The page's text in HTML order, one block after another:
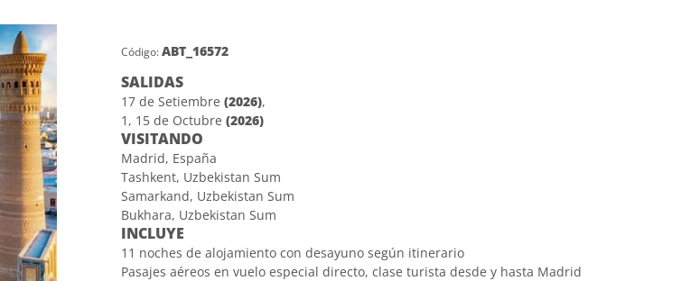
Código:ABT_16572
SALIDAS
17 de Setiembre(2026),
1, 15 de Octubre(2026)
VISITANDO
Madrid, España
Tashkent, Uzbekistan Sum
Samarkand, Uzbekistan Sum
Bukhara, Uzbekistan Sum
INCLUYE
11 noches de alojamiento con desayuno según itinerario
Pasajes aéreos en vuelo especial directo, clase turista desde y hasta Madrid